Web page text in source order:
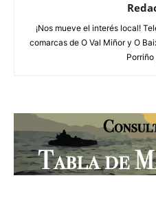
¡Nos mueve el interés local!
comarcas de O Val Miñor y O